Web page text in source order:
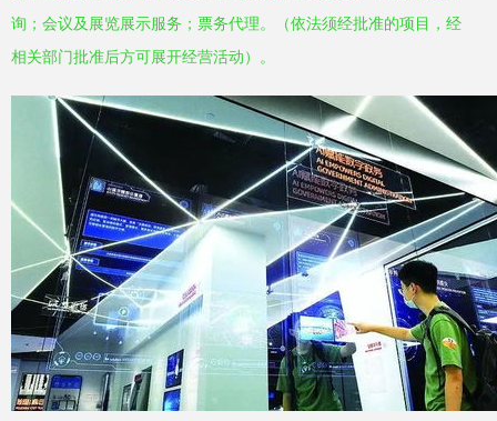
询；会议及展览展示服务；票务代理。（依法须经批准的项目，经
相关部门批准后方可展开经营活动）。